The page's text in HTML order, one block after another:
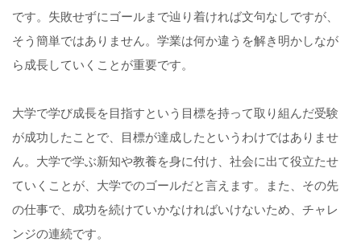
です。失敗せずにゴールまで辿り着ければ文句なしですが、
そう簡単ではありません。学業は何か違うを解き明かしなが
ら成長していくことが重要です。
大学で学び成長を目指すという目標を持って取り組んだ受験
が成功したことで、目標が達成したというわけではありませ
ん。大学で学ぶ新知や教養を身に付け、社会に出て役立たせ
ていくことが、大学でのゴールだと言えます。また、その先
の仕事で、成功を続けていかなければいけないため、チャレ
ンジの連続です。